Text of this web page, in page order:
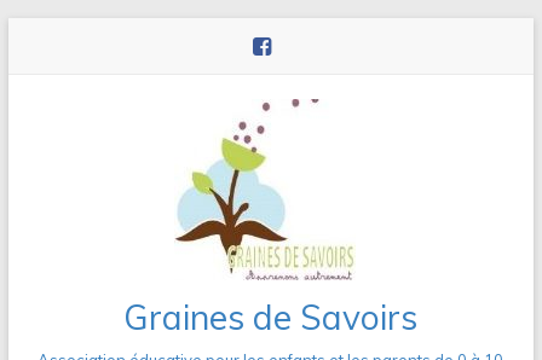
Graines de Savoirs